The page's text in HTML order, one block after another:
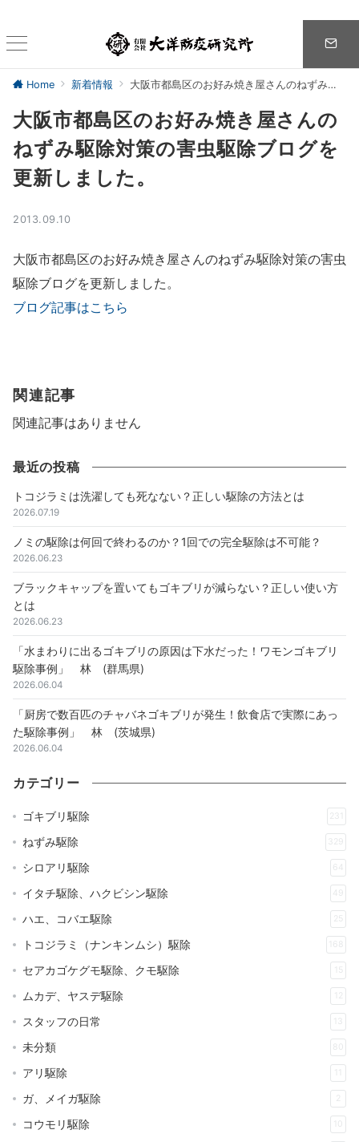
Home 新着情報 大阪市都島区のお好み焼き屋さんのねずみ駆除対策の害虫駆除ブログを更新しました。
大阪市都島区のお好み焼き屋さんの
ねずみ駆除対策の害虫駆除ブログを
更新しました。
2013.09.10
大阪市都島区のお好み焼き屋さんのねずみ駆除対策の害虫
駆除ブログを更新しました。
ブログ記事はこちら
関連記事
関連記事はありません
最近の投稿
トコジラミは洗濯しても死なない？正しい駆除の方法とは
2026.07.19
ノミの駆除は何回で終わるのか？1回での完全駆除は不可能？
2026.06.23
ブラックキャップを置いてもゴキブリが減らない？正しい使い方
とは
2026.06.23
「水まわりに出るゴキブリの原因は下水だった！ワモンゴキブリ
駆除事例」 林 (群馬県)
2026.06.04
「厨房で数百匹のチャバネゴキブリが発生！飲食店で実際にあっ
た駆除事例」 林 (茨城県)
2026.06.04
カテゴリー
ゴキブリ駆除 231
ねずみ駆除 329
シロアリ駆除 64
イタチ駆除、ハクビシン駆除 49
ハエ、コバエ駆除 25
トコジラミ（ナンキンムシ）駆除 168
セアカゴケグモ駆除、クモ駆除 15
ムカデ、ヤスデ駆除 12
スタッフの日常 13
未分類 80
アリ駆除
ガ、メイガ駆除 2
コウモリ駆除 10